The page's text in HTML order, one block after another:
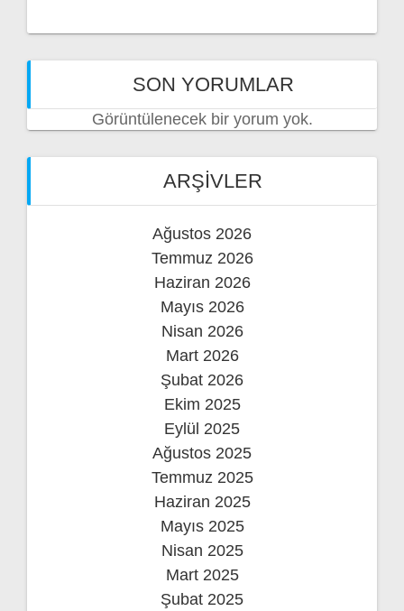
SON YORUMLAR
Görüntülenecek bir yorum yok.
ARŞIVLER
Ağustos 2026
Temmuz 2026
Haziran 2026
Mayıs 2026
Nisan 2026
Mart 2026
Şubat 2026
Ekim 2025
Eylül 2025
Ağustos 2025
Temmuz 2025
Haziran 2025
Mayıs 2025
Nisan 2025
Mart 2025
Şubat 2025